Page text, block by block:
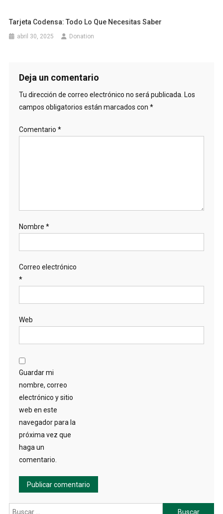
Tarjeta Codensa: Todo Lo Que Necesitas Saber
abril 30, 2025 Donation
Deja un comentario
Tu dirección de correo electrónico no será publicada. Los
campos obligatorios están marcados con *
Comentario *
Nombre *
Correo electrónico
*
Web
Guardar mi
nombre, correo
electrónico y sitio
web en este
navegador para la
próxima vez que
haga un
comentario.
Buscar: